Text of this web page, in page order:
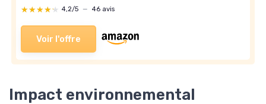
★★★★★
★★★★★ 4,2/5 — 46 avis
Voir l'offre
Impact environnemental